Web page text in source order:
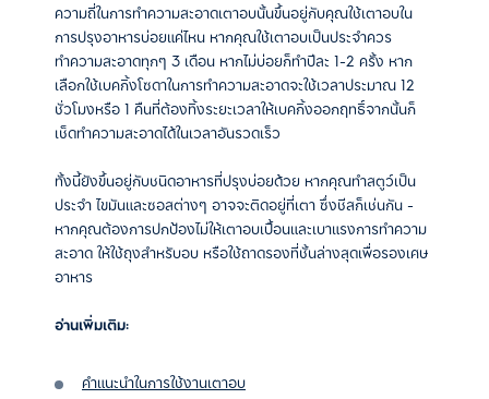
ความถี่ในการทำความสะอาดเตาอบนั้นขึ้นอยู่กับคุณใช้เตาอบใน
การปรุงอาหารบ่อยแค่ไหน หากคุณใช้เตาอบเป็นประจำควร
ทำความสะอาดทุกๆ 3 เดือน หากไม่บ่อยก็ทำปีละ 1-2 ครั้ง หาก
เลือกใช้เบคกิ้งโซดาในการทำความสะอาดจะใช้เวลาประมาณ 12
ชั่วโมงหรือ 1 คืนที่ต้องทิ้งระยะเวลาให้เบคกิ้งออกฤทธิ์จากนั้นก็
เช็ดทำความสะอาดได้ในเวลาอันรวดเร็ว
ทั้งนี้ยังขึ้นอยู่กับชนิดอาหารที่ปรุงบ่อยด้วย หากคุณทำสตูว์เป็น
ประจำ ไขมันและซอสต่างๆ อาจจะติดอยู่ที่เตา ซึ่งชีสก็เช่นกัน -
หากคุณต้องการปกป้องไม่ให้เตาอบเปื้อนและเบาแรงการทำความ
สะอาด ให้ใช้ถุงสำหรับอบ หรือใช้ถาดรองที่ชั้นล่างสุดเพื่อรองเศษ
อาหาร
อ่านเพิ่มเติม:
คำแนะนำในการใช้งานเตาอบ